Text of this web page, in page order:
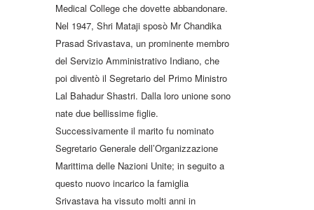
Medical College che dovette abbandonare.
Nel 1947, Shri Mataji sposò Mr Chandika
Prasad Srivastava, un prominente membro
del Servizio Amministrativo Indiano, che
poi diventò il Segretario del Primo Ministro
Lal Bahadur Shastri. Dalla loro unione sono
nate due bellissime figlie.
Successivamente il marito fu nominato
Segretario Generale dell’Organizzazione
Marittima delle Nazioni Unite; in seguito a
questo nuovo incarico la famiglia
Srivastava ha vissuto molti anni in